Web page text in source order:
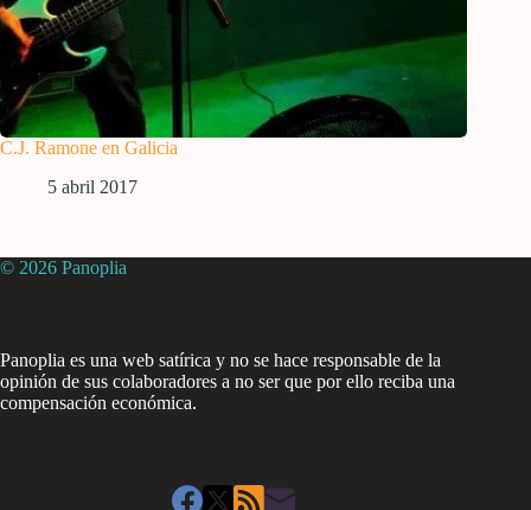
C.J. Ramone en Galicia
5 abril 2017
© 2026 Panoplia
Panoplia es una web satírica y no se hace responsable de la
opinión de sus colaboradores a no ser que por ello reciba una
compensación económica.